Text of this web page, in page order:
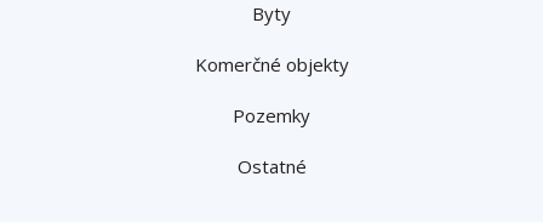
Byty
Komerčné objekty
Pozemky
Ostatné